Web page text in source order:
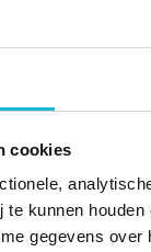
cookies
kunnen
gegevens